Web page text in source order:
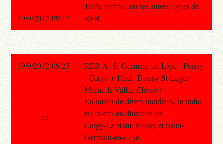
Trafic normal sur les autres lignes de
RER.
19/9/2012 09:17
19/9/2012 09:25
RER A (St-Germain-en-Laye - Poissy
- Cergy le Haut- Boissy-St-Leger -
Marne-la-Vallee Chessy) :
En raison de divers incidents, le trafic
est ralenti en direction de
Cergy-Le Haut, Poissy et Saint-
Germain-en-Laye.
au